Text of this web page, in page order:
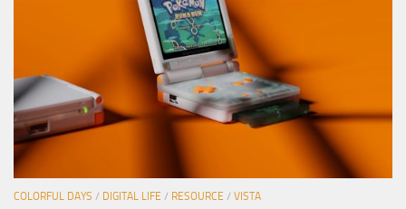
COLORFUL DAYS / DIGITAL LIFE / RESOURCE / VISTA